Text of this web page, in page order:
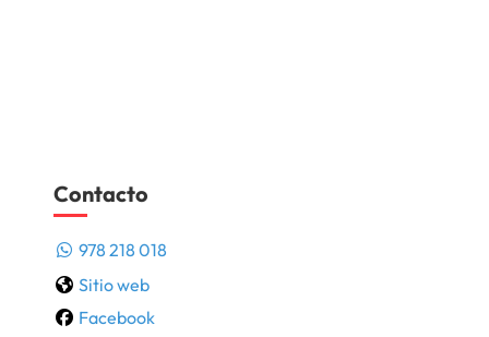
Contacto
978 218 018
Sitio web
Facebook